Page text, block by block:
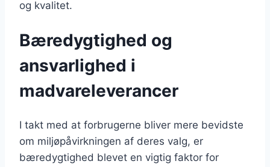
og kvalitet.
Bæredygtighed og
ansvarlighed i
madvareleverancer
I takt med at forbrugerne bliver mere bevidste
om miljøpåvirkningen af deres valg, er
bæredygtighed blevet en vigtig faktor for